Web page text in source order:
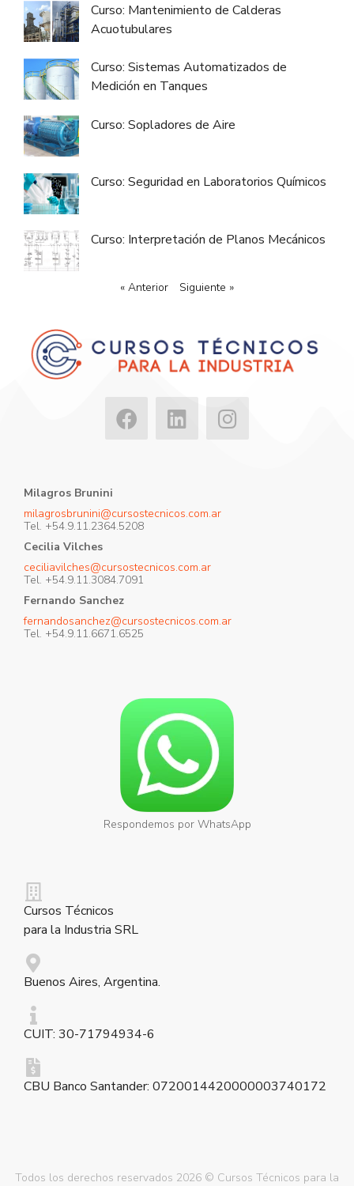
Curso: Mantenimiento de Calderas
Acuotubulares
Curso: Sistemas Automatizados de
Medición en Tanques
Curso: Sopladores de Aire
Curso: Seguridad en Laboratorios Químicos
Curso: Interpretación de Planos Mecánicos
« Anterior Siguiente »
Milagros Brunini
milagrosbrunini@cursostecnicos.com.ar
Tel. +54.9.11.2364.5208
Cecilia Vilches
ceciliavilches@cursostecnicos.com.ar
Tel. +54.9.11.3084.7091
Fernando Sanchez
fernandosanchez@cursostecnicos.com.ar
Tel. +54.9.11.6671.6525
Respondemos por WhatsApp
Cursos Técnicos
para la Industria SRL
Buenos Aires, Argentina.
CUIT: 30-71794934-6
CBU Banco Santander: 0720014420000003740172
Todos los derechos reservados 2026 © Cursos Técnicos para la